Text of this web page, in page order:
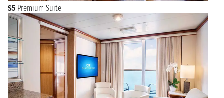
S5 Premium Suite